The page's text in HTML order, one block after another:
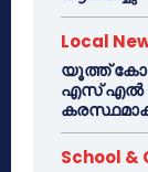
Local
യൂത്ത്
എസ് എൽ
School &